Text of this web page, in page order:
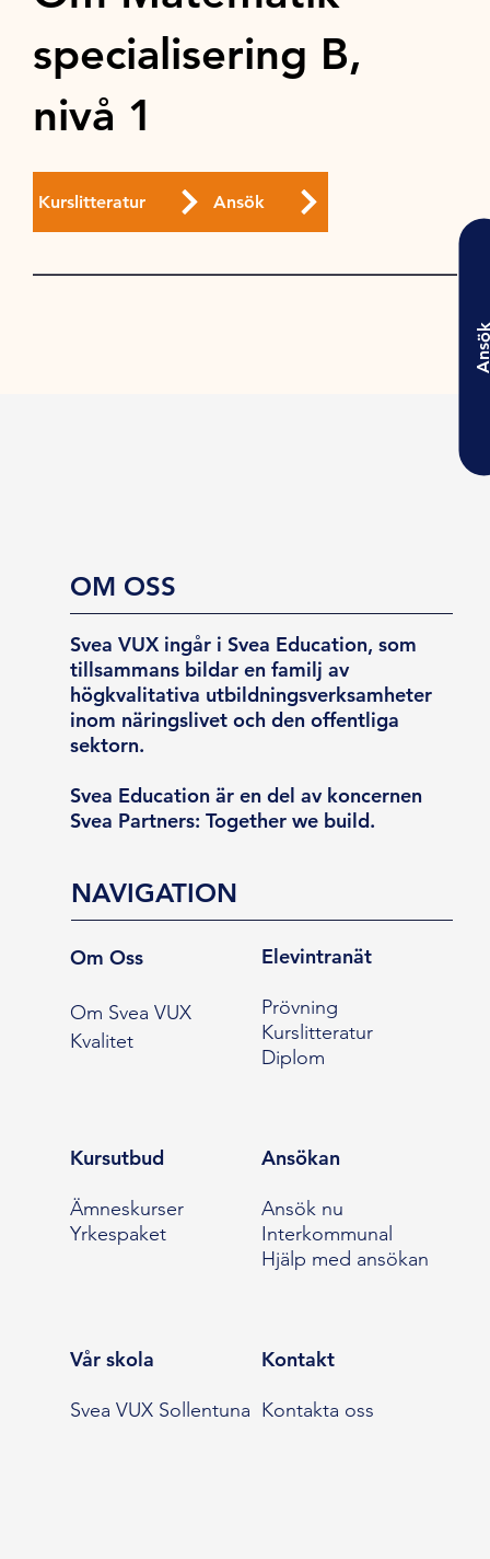
specialisering B,
nivå 1
Kurslitteratur Ansök
OM OSS
Svea VUX ingår i Svea Education, som
tillsammans bildar en familj av
högkvalitativa utbildningsverksamheter
inom näringslivet och den offentliga
sektorn.
Svea Education är en del av koncernen
Svea Partners: Together we build.
NAVIGATION
Om Oss
Om Svea VUX
Kvalitet
Elevintranät
Prövning
Kurslitteratur
Diplom
Kursutbud
Ämneskurser
Yrkespaket
Ansökan
Ansök nu
Interkommunal
Hjälp med ansökan
Vår skola
Svea VUX Sollentuna
Kontakt
Kontakta oss